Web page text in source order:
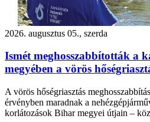
2026. augusztus 05., szerda
Ismét meghosszabbították a
megyében a vörös
A vörös hőségriasztás
érvényben maradnak a
korlátozások Bihar megyei útjain –